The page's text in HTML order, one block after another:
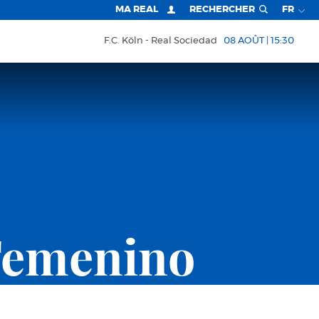
MA REAL RECHERCHER FR
F.C. Köln Real Sociedad 08 AOÛT | 15:30